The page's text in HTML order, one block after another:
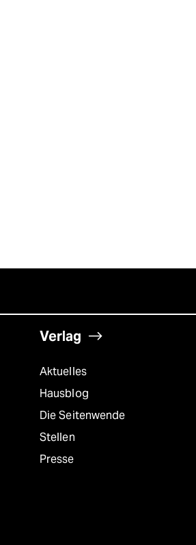
Verlag
Aktuelles
Hausblog
Die Seitenwende
Stellen
Presse